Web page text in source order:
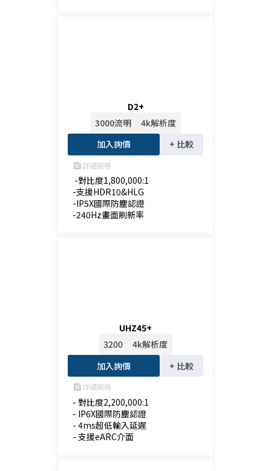
D2+
3000流明
4k解析度
加入詢價
+ 比較
feed詳細規格
-對比度1,800,000:1
-支援HDR10&HLG
-IP5X國際防塵認證
-240Hz畫面刷新率
UHZ45+
3200
4k解析度
加入詢價
+ 比較
feed詳細規格
- 對比度2,200,000:1
- IP6X國際防塵認證
- 4ms超低輸入延遲
- 支援eARC介面